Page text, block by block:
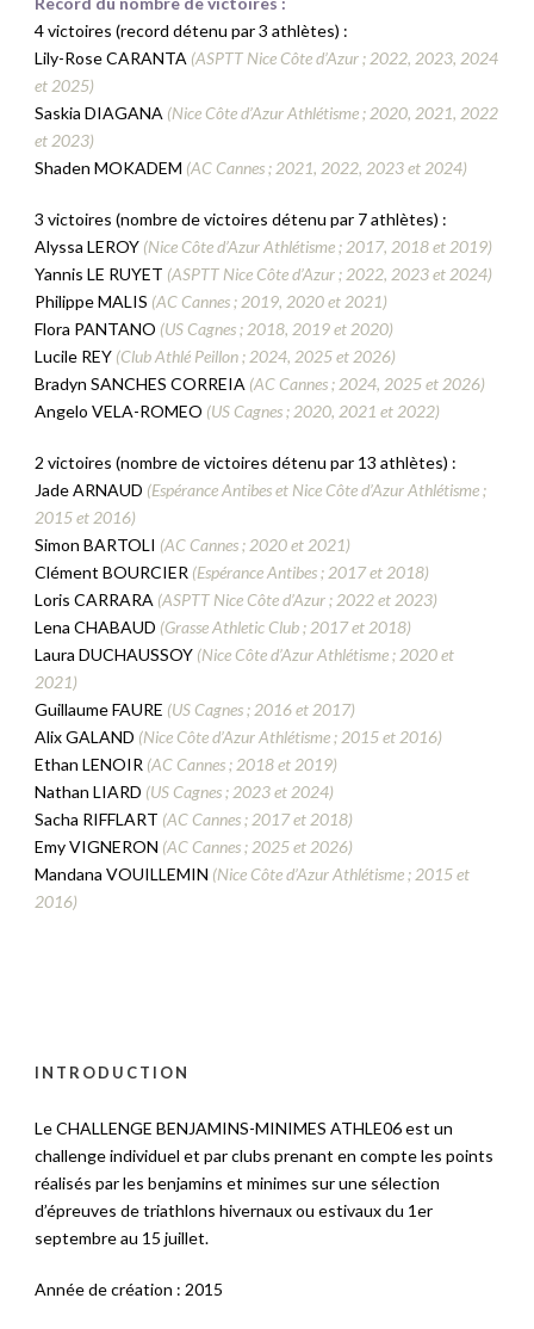
4 victoires (record détenu par 3 athlètes) :
Lily-Rose CARANTA (ASPTT Nice Côte d’Azur ; 2022, 2023, 2024
et 2025)
Saskia DIAGANA (Nice Côte d’Azur Athlétisme ; 2020, 2021, 2022
et 2023)
Shaden MOKADEM (AC Cannes ; 2021, 2022, 2023 et 2024)
3 victoires (nombre de victoires détenu par 7 athlètes) :
Alyssa LEROY (Nice Côte d’Azur Athlétisme ; 2017, 2018 et 2019)
Yannis LE RUYET (ASPTT Nice Côte d’Azur ; 2022, 2023 et 2024)
Philippe MALIS (AC Cannes ; 2019, 2020 et 2021)
Flora PANTANO (US Cagnes ; 2018, 2019 et 2020)
Lucile REY (Club Athlé Peillon ; 2024, 2025 et 2026)
Bradyn SANCHES CORREIA (AC Cannes ; 2024, 2025 et 2026)
Angelo VELA-ROMEO (US Cagnes ; 2020, 2021 et 2022)
2 victoires (nombre de victoires détenu par 13 athlètes) :
Jade ARNAUD (Espérance Antibes et Nice Côte d’Azur Athlétisme ;
2015 et 2016)
Simon BARTOLI (AC Cannes ; 2020 et 2021)
Clément BOURCIER (Espérance Antibes ; 2017 et 2018)
Loris CARRARA (ASPTT Nice Côte d’Azur ; 2022 et 2023)
Lena CHABAUD (Grasse Athletic Club ; 2017 et 2018)
Laura DUCHAUSSOY (Nice Côte d’Azur Athlétisme ; 2020 et
2021)
Guillaume FAURE (US Cagnes ; 2016 et 2017)
Alix GALAND (Nice Côte d’Azur Athlétisme ; 2015 et 2016)
Ethan LENOIR (AC Cannes ; 2018 et 2019)
Nathan LIARD (US Cagnes ; 2023 et 2024)
Sacha RIFFLART (AC Cannes ; 2017 et 2018)
Emy VIGNERON (AC Cannes ; 2025 et 2026)
Mandana VOUILLEMIN (Nice Côte d’Azur Athlétisme ; 2015 et
2016)
INTRODUCTION
Le CHALLENGE BENJAMINS-MINIMES ATHLE06 est un
challenge individuel et par clubs prenant en compte les points
réalisés par les benjamins et minimes sur une sélection
d’épreuves de triathlons hivernaux ou estivaux du 1er
septembre au 15 juillet.
Année de création : 2015